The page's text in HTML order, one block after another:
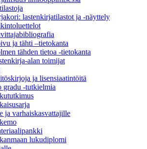
lastenkirjatilastot ja -näyttely
ja tähti –tietokanta
tähden tietoa -tietokanta
alan toimijat
ja lisensiaatintöitä
gradu -tutkielmia
ja varhaiskasvattajille
lukudiplomi